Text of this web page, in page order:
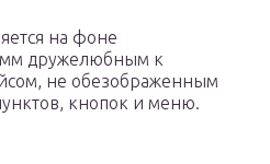
на фоне
дружелюбным к
не обезображенным
кнопок и меню.